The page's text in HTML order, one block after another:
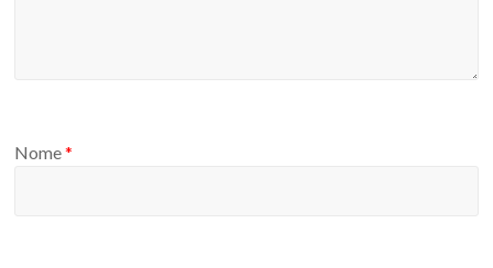
Nome*